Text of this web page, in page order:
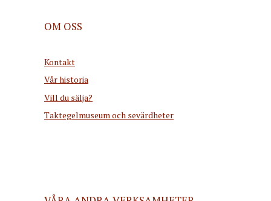
OM OSS
Kontakt
Vår historia
Vill du sälja?
Taktegelmuseum och sevärdheter